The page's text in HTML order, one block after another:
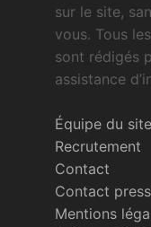
sur le site,
vous. Tous
sont rédigés
assistance
Équipe du site
Recrutement
Contact
Contact
Mentions